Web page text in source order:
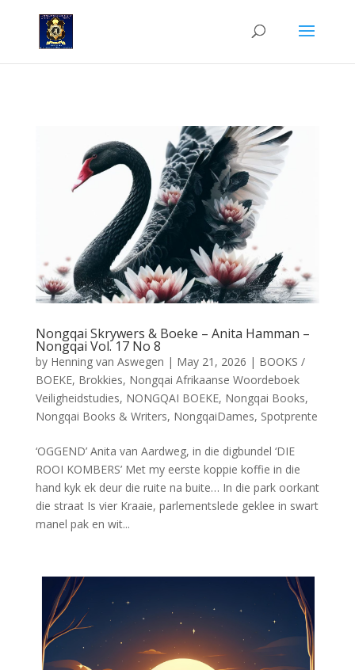
Nongqai Skrywers & Boeke – Anita Hamman –
Nongqai Vol. 17 No 8
by Henning van Aswegen | May 21, 2026 | BOOKS /
BOEKE, Brokkies, Nongqai Afrikaanse Woordeboek
Veiligheidstudies, NONGQAI BOEKE, Nongqai Books,
Nongqai Books & Writers, NongqaiDames, Spotprente
‘OGGEND’ Anita van Aardweg, in die digbundel ‘DIE
ROOI KOMBERS’ Met my eerste koppie koffie in die
hand kyk ek deur die ruite na buite… In die park oorkant
die straat Is vier Kraaie, parlementslede geklee in swart
manel pak en wit...